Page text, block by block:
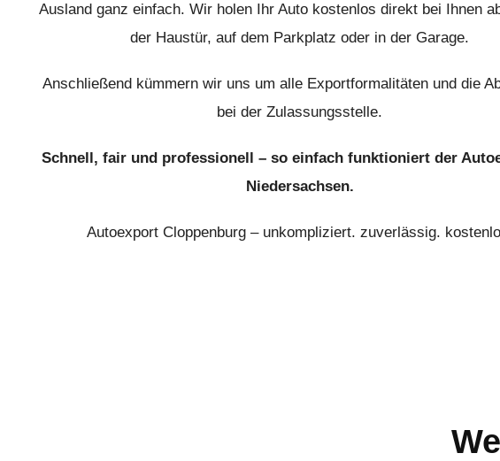
Ausland ganz einfach. Wir holen Ihr Auto kostenlos direkt bei Ihnen
der Haustür, auf dem Parkplatz oder in der Garage.
Anschließend kümmern wir uns um alle Exportformalitäten und die
bei der Zulassungsstelle.
Schnell, fair und professionell – so einfach funktioniert der
Niedersachsen.
Autoexport Cloppenburg – unkompliziert. zuverlässig.